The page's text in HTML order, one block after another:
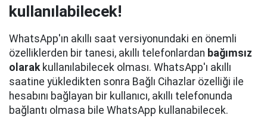
kullanılabilecek!
WhatsApp'ın akıllı saat versiyonundaki en önemli
özelliklerden bir tanesi, akıllı telefonlardan bağımsız
olarakkullanılabilecek olması. WhatsApp'ı akıllı
saatine yükledikten sonra Bağlı Cihazlar özelliği ile
hesabını bağlayan bir kullanıcı, akıllı telefonunda
bağlantı olmasa bile WhatsApp kullanabilecek.